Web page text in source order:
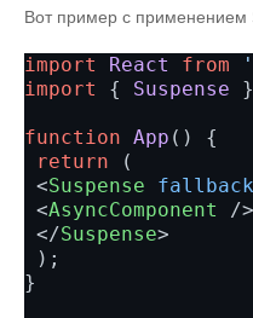
Вот пример с применением
import React from
import
{ Suspense
function App () {
return (
<Suspense fallback
<AsyncComponent
/>
</Suspense>
);
}